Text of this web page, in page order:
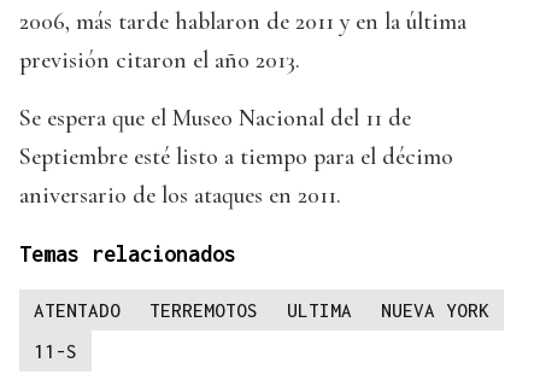
2006, más tarde hablaron de 2011 y en la última
previsión citaron el año 2013.
Se espera que el Museo Nacional del 11 de
Septiembre esté listo a tiempo para el décimo
aniversario de los ataques en 2011.
Temas relacionados
ATENTADO TERREMOTOS ULTIMA
NUEVA YORK
11-S